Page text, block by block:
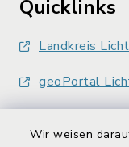
Wir weisen
Quicklinks
Landkreis
geoPortal